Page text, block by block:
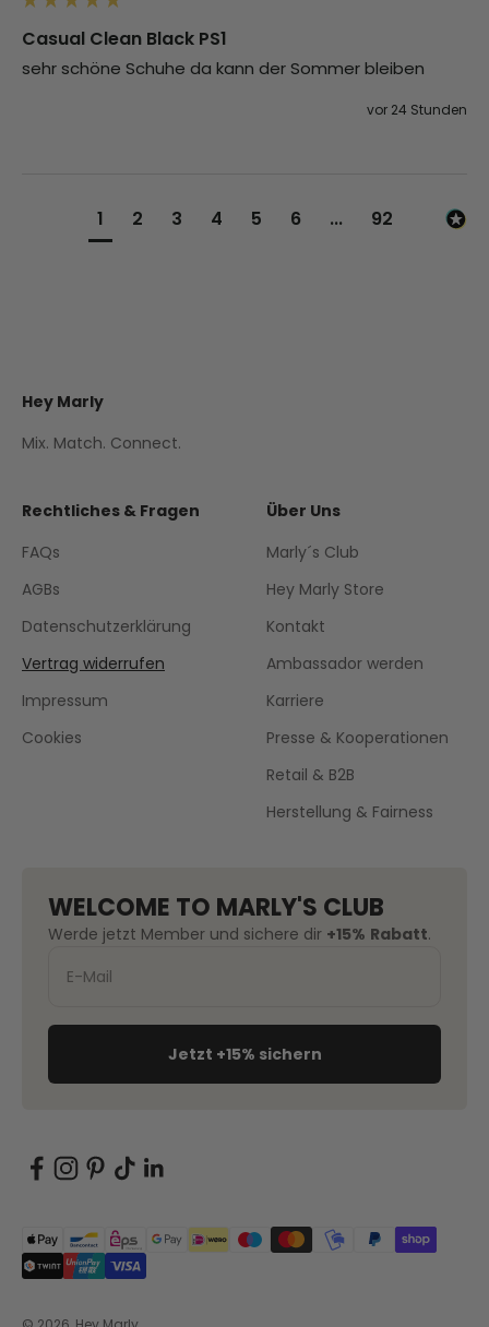
Casual Clean Black PS1
sehr schöne Schuhe da kann der Sommer bleiben
vor 24 Stunden
1 2 3 4 5 6 ... 92
Hey Marly
Mix. Match. Connect.
Rechtliches & Fragen
FAQs
AGBs
Datenschutzerklärung
Vertrag widerrufen
Impressum
Cookies
Über Uns
Marly´s Club
Hey Marly Store
Kontakt
Ambassador werden
Karriere
Presse & Kooperationen
Retail & B2B
Herstellung & Fairness
WELCOME TO MARLY'S CLUB
Werde jetzt Member und sichere dir +15% Rabatt.
Jetzt +15% sichern